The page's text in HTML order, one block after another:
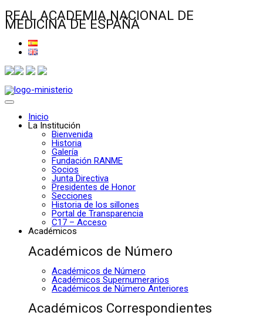
REAL ACADEMIA NACIONAL DE
MEDICINA DE ESPAÑA
Inicio
La Institución
Bienvenida
Historia
Galería
Fundación RANME
Socios
Junta Directiva
Presidentes de Honor
Secciones
Historia de los sillones
Portal de Transparencia
C17 – Acceso
Académicos
Académicos de Número
Académicos de Número
Académicos Supernumerarios
Académicos de Número Anteriores
Académicos Correspondientes